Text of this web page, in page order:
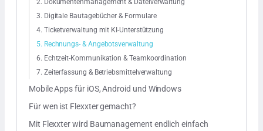
2. Dokumentenmanagement & Dateiverwaltung
3. Digitale Bautagebücher & Formulare
4. Ticketverwaltung mit KI-Unterstützung
5. Rechnungs- & Angebotsverwaltung
6. Echtzeit-Kommunikation & Teamkoordination
7. Zeiterfassung & Betriebsmittelverwaltung
Mobile Apps für iOS, Android und Windows
Für wen ist Flexxter gemacht?
Mit Flexxter wird Baumanagement endlich einfach